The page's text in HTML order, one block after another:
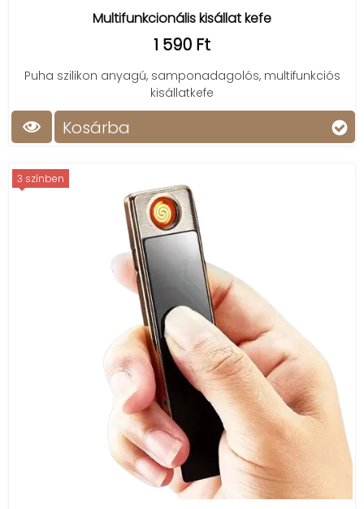
Multifunkcionális kisállat kefe
1 590 Ft
Puha szilikon anyagú, samponadagolós, multifunkciós
kisállatkefe
Kosárba
3 színben